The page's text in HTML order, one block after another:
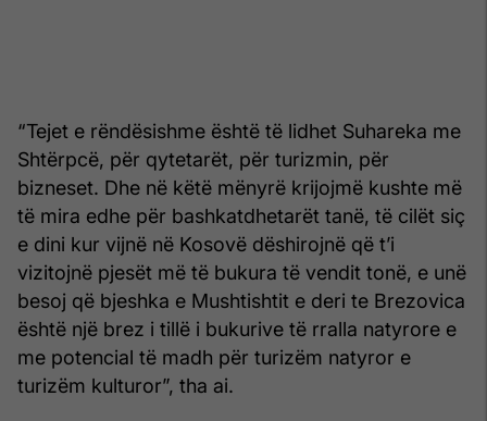
“Tejet e rëndësishme është të lidhet Suhareka me
Shtërpcë, për qytetarët, për turizmin, për
bizneset. Dhe në këtë mënyrë krijojmë kushte më
të mira edhe për bashkatdhetarët tanë, të cilët siç
e dini kur vijnë në Kosovë dëshirojnë që t’i
vizitojnë pjesët më të bukura të vendit tonë, e unë
besoj që bjeshka e Mushtishtit e deri te Brezovica
është një brez i tillë i bukurive të rralla natyrore e
me potencial të madh për turizëm natyror e
turizëm kulturor”, tha ai.